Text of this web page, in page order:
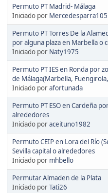
Permuto PT Madrid- Málaga
Iniciado por Mercedesparra105
Permuto PT Torres De la
por alguna plaza en Marbella o
Iniciado por Naty1975
Permuto PT IES en Ronda por
de Málaga(Marbella,
Iniciado porafortunada
Permuto PT ESO en Cardeña
alrededores
Iniciado poraceituno1982
Permuto CEIP en Lora del Río
Sevilla capital o alrededores
Iniciado por mhbello
Permutar Almaden de la Plata
Iniciado porTati26